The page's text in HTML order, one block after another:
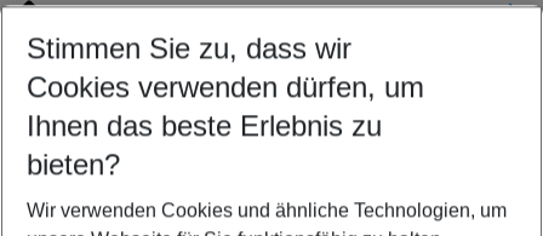
Location
Customize your offer
Find the perfect deal which suits your best
Your departure airport
Any airport
Select your date range
Stimmen Sie zu, dass wir
Cookies verwenden dürfen, um
Ihnen das beste Erlebnis zu
bieten?
Wir verwenden Cookies und ähnliche Technologien, um